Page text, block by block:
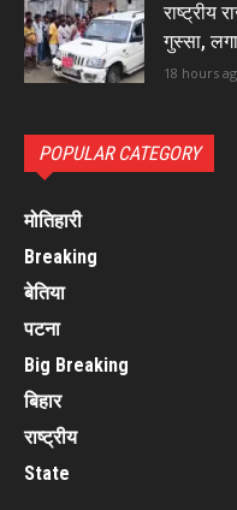
राष्ट्रीय
गुस्सा,
18 hours
POPULAR CATEGORY
मोतिहारी
Breaking
बेतिया
पटना
Big Breaking
बिहार
राष्ट्रीय
State